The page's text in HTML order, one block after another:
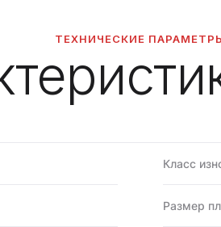
ТЕХНИЧЕСКИЕ
Класс
Размер